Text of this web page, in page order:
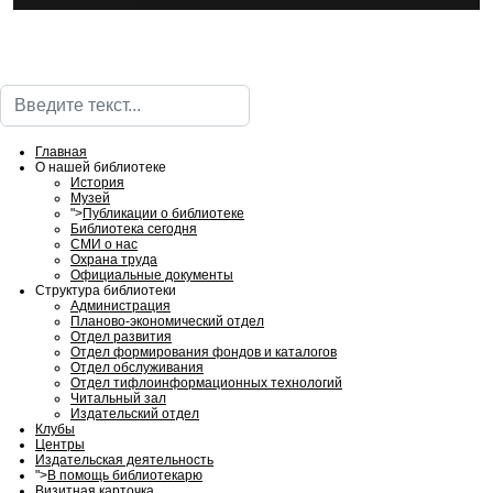
Поиск
Главная
О нашей библиотеке
История
Музей
">Публикации о библиотеке
Библиотека сегодня
СМИ о нас
Охрана труда
Официальные документы
Структура библиотеки
Администрация
Планово-экономический отдел
Отдел развития
Отдел формирования фондов и каталогов
Отдел обслуживания
Отдел тифлоинформационных технологий
Читальный зал
Издательский отдел
Клубы
Центры
Издательская деятельность
">В помощь библиотекарю